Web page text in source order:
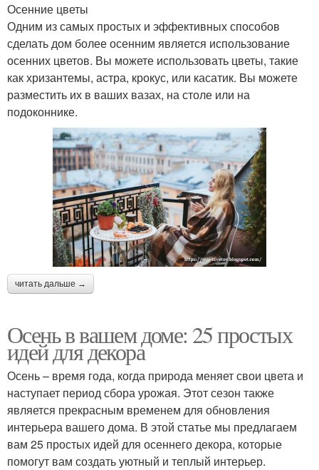
Осенние цветы
Одним из самых простых и эффективных способов
сделать дом более осенним является использование
осенних цветов. Вы можете использовать цветы, такие
как хризантемы, астра, крокус, или касатик. Вы можете
разместить их в ваших вазах, на столе или на
подоконнике.
читать дальше →
Осень в вашем доме: 25 простых
идей для декора
Осень – время года, когда природа меняет свои цвета и
наступает период сбора урожая. Этот сезон также
является прекрасным временем для обновления
интерьера вашего дома. В этой статье мы предлагаем
вам 25 простых идей для осеннего декора, которые
помогут вам создать уютный и теплый интерьер.